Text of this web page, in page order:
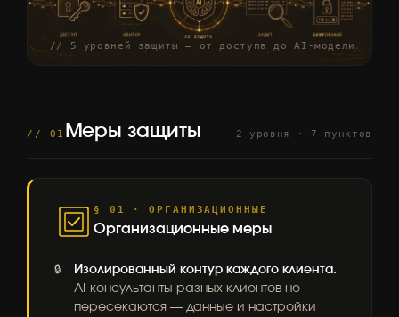
// 5 уровней защиты — от доступа до AI-модели
// 01 Меры защиты 2 уровня · 7 пунктов
§ 01 · ОРГАНИЗАЦИОННЫЕ
Организационные меры
Изолированный контур каждого клиента.
AI-консультанты разных клиентов не
пересекаются — данные и настройки